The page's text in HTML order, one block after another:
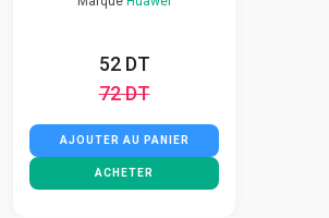
52 DT
72 DT
AJOUTER AU PANIER
ACHETER